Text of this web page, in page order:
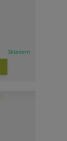
Skladem